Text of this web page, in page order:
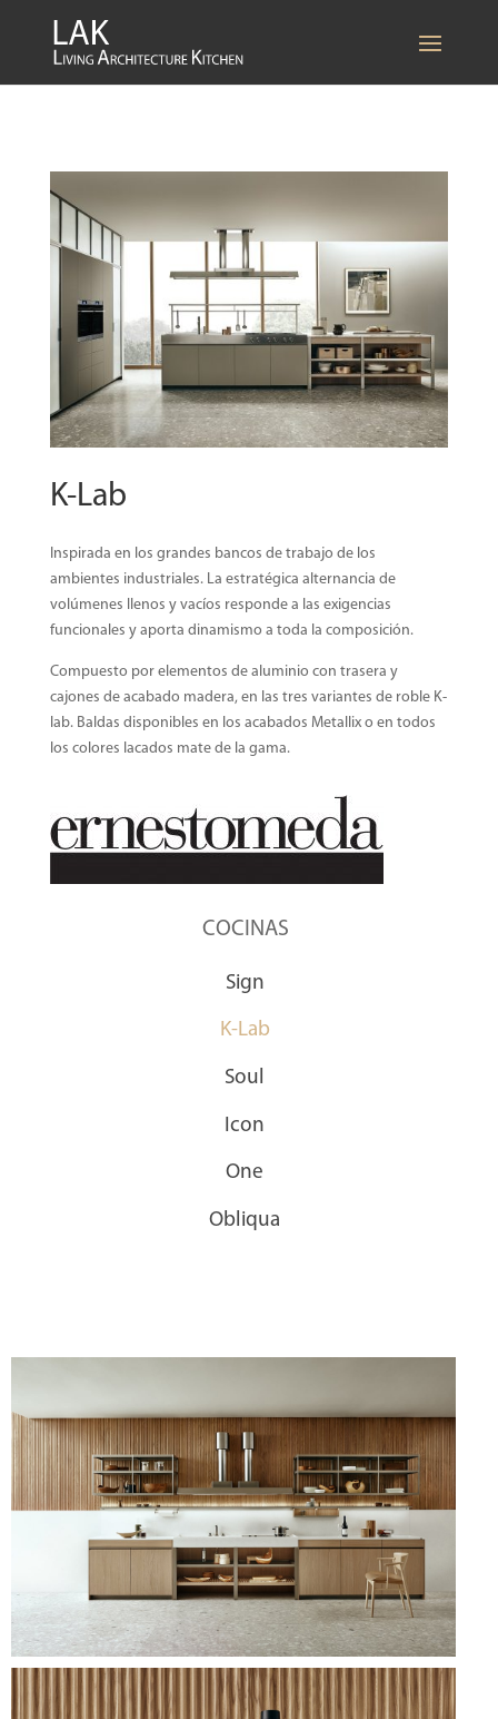
K-Lab
Inspirada en los grandes bancos de trabajo de los
ambientes industriales. La estratégica alternancia de
volúmenes llenos y vacíos responde a las exigencias
funcionales y aporta dinamismo a toda la composición.
Compuesto por elementos de aluminio con trasera y
cajones de acabado madera, en las tres variantes de roble K-
lab. Baldas disponibles en los acabados Metallix o en todos
los colores lacados mate de la gama.
COCINAS
Sign
K-Lab
Soul
Icon
One
Obliqua